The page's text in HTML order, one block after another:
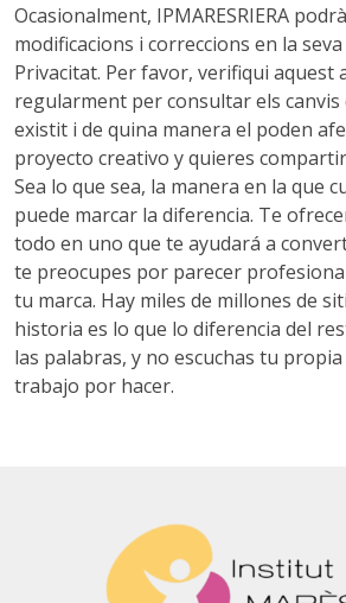
Ocasionalment, IPMARESRIERA
modificacions i correccions en la
Privacitat. Per favor, verifiqui aquest
regularment per consultar els
existit i de quina manera el poden
proyecto creativo y quieres
Sea lo que sea, la manera en la que
puede marcar la diferencia. Te
todo en uno que te ayudará a
te preocupes por parecer
tu marca. Hay miles de millones de
historia es lo que lo diferencia del
las palabras, y no escuchas tu
trabajo por hacer.